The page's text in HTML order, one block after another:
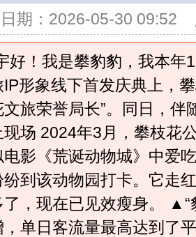
期：2026-05-30 09:52
好！我是攀豹豹，我本
形象线下首发庆典上，
文旅荣誉局长”。同日，
现场 2024年3月，攀枝花
电影《荒诞动物城》中爱
纷到该动物园打卡。它走
了，现在已见效瘦身。 ▲“
，单日客流量最高达到了